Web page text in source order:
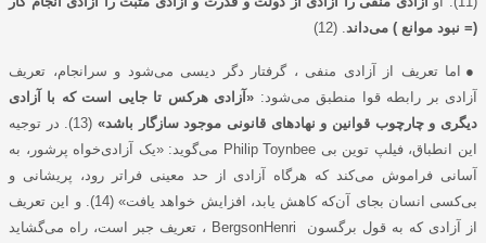
(= نبود موانع ) می‌داند . (12)
● اما تعریف از آزادی منفی ، گرفتار دگر دیسی می‌شود و سرانجام، تعریف
آزادی بر رابطه قوا منطبق می‌شود: «آزادی هرکس تا جایی است که با آزادی
دیگری و چارچوب قوانین و نهادهای قانونی موجود سازگار باشد»
(13). در توجیه
این انطباق، فیلپ توین بی Philip Toynbee می‌گوید: «یک آزادی‌خواه پرشور، به
آسانی فراموش می‌کند که هرگاه آزادی از حد معینی فراتر رود، پریشانی و
بی‌کسی انسان بجای آن‌که کاهش یابد، افزایش خواهد یافت» (14). و این تعریف
از آزادی که به قول برگسون
Henri
Bergson ، تعریف جبر است، راه می‌گشاید